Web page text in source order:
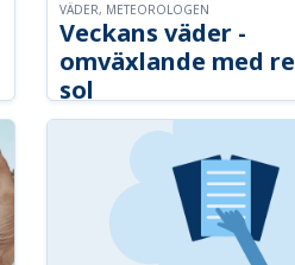
Veckans väder -
omväxlande med
sol
VÄDER, METEOROLOGEN